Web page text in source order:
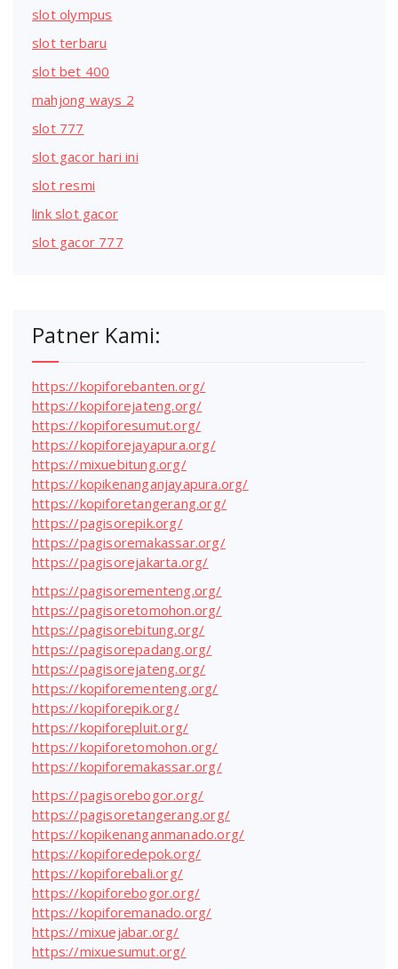
slot olympus
slot terbaru
slot bet 400
mahjong ways 2
slot 777
slot gacor hari ini
slot resmi
link slot gacor
slot gacor 777
Patner Kami:
https://kopiforebanten.org/
https://kopiforejateng.org/
https://kopiforesumut.org/
https://kopiforejayapura.org/
https://mixuebitung.org/
https://kopikenanganjayapura.org/
https://kopiforetangerang.org/
https://pagisorepik.org/
https://pagisoremakassar.org/
https://pagisorejakarta.org/
https://pagisorementeng.org/
https://pagisoretomohon.org/
https://pagisorebitung.org/
https://pagisorepadang.org/
https://pagisorejateng.org/
https://kopiforementeng.org/
https://kopiforepik.org/
https://kopiforepluit.org/
https://kopiforetomohon.org/
https://kopiforemakassar.org/
https://pagisorebogor.org/
https://pagisoretangerang.org/
https://kopikenanganmanado.org/
https://kopiforedepok.org/
https://kopiforebali.org/
https://kopiforebogor.org/
https://kopiforemanado.org/
https://mixuejabar.org/
https://mixuesumut.org/